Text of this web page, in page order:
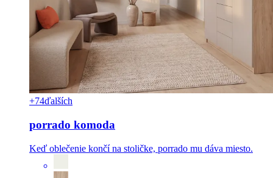
+74ďalších
porrado komoda
Keď oblečenie končí na stoličke, porrado mu dáva miesto.